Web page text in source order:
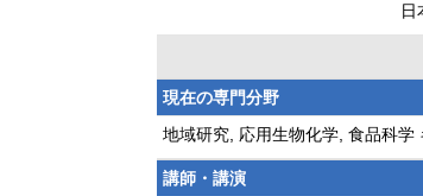
日
現在の専門分野
地域研究, 応用生物化学, 食品科
講師・講演